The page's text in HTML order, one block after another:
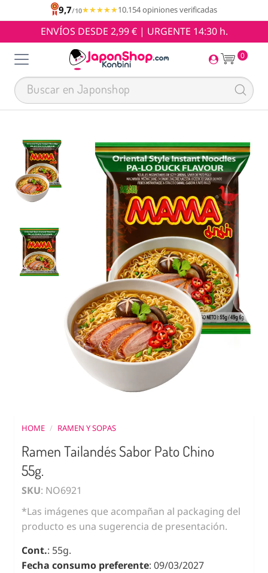
9,7/10★★★★★
★★★★★10.154 opiniones verificadas
ENVÍOS DESDE 2,99 € | URGENTE 14:30 h.
0
HOME / RAMEN Y SOPAS
Ramen Tailandés Sabor Pato Chino
55g.
SKU: NO6921
*Las imágenes que acompañan al packaging del
producto es una sugerencia de presentación.
Cont.: 55g.
Fecha consumo preferente: 09/03/2027